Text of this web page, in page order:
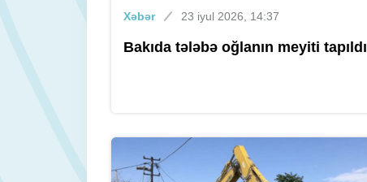
Xəbər 23 iyul 2026, 14:37
Bakıda tələbə oğlanın meyiti tapıldı